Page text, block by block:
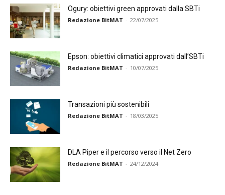
Ogury: obiettivi green approvati dalla SBTi
Redazione BitMAT - 22/07/2025
Epson: obiettivi climatici approvati dall’SBTi
Redazione BitMAT - 10/07/2025
Transazioni più sostenibili
Redazione BitMAT - 18/03/2025
DLA Piper e il percorso verso il Net Zero
Redazione BitMAT - 24/12/2024